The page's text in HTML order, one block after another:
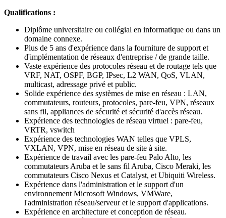
Qualifications :
Diplôme universitaire ou collégial en informatique ou dans un
domaine connexe.
Plus de 5 ans d'expérience dans la fourniture de support et
d'implémentation de réseaux d'entreprise / de grande taille.
Vaste expérience des protocoles réseau et de routage tels que
VRF, NAT, OSPF, BGP, IPsec, L2 WAN, QoS, VLAN,
multicast, adressage privé et public.
Solide expérience des systèmes de mise en réseau : LAN,
commutateurs, routeurs, protocoles, pare-feu, VPN, réseaux
sans fil, appliances de sécurité et sécurité d'accès réseau.
Expérience des technologies de réseau virtuel : pare-feu,
VRTR, vswitch
Expérience des technologies WAN telles que VPLS,
VXLAN, VPN, mise en réseau de site à site.
Expérience de travail avec les pare-feu Palo Alto, les
commutateurs Aruba et le sans fil Aruba, Cisco Meraki, les
commutateurs Cisco Nexus et Catalyst, et Ubiquiti Wireless.
Expérience dans l'administration et le support d'un
environnement Microsoft Windows, VMWare,
l'administration réseau/serveur et le support d'applications.
Expérience en architecture et conception de réseau.